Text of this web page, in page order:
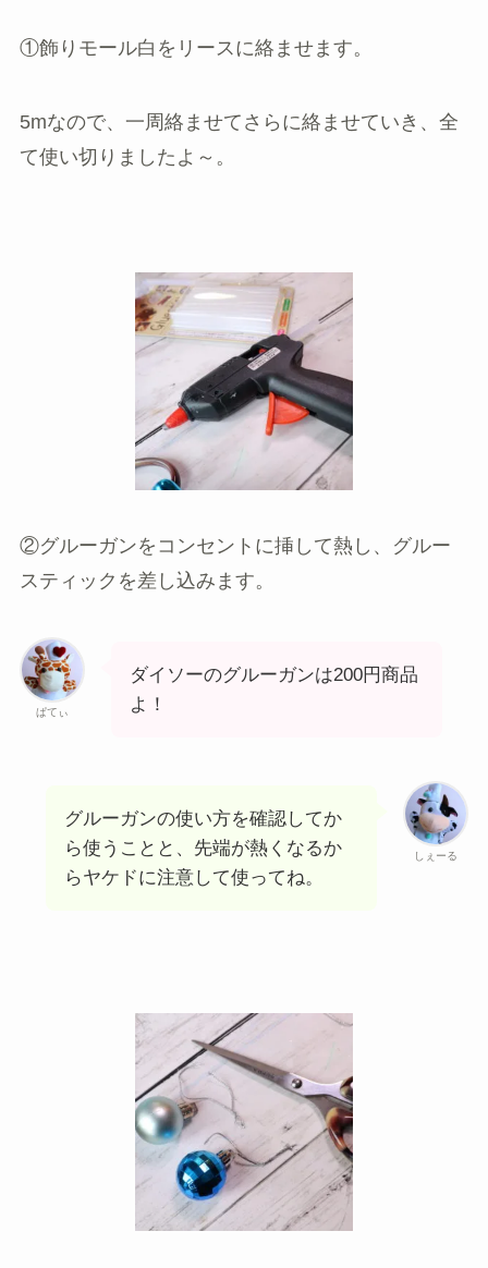
①飾りモール白をリースに絡ませます。
5mなので、一周絡ませてさらに絡ませていき、全
て使い切りましたよ～。
②グルーガンをコンセントに挿して熱し、グルー
スティックを差し込みます。
ぱてぃ
ダイソーのグルーガンは200円商品
よ！
しぇーる
グルーガンの使い方を確認してか
ら使うことと、先端が熱くなるか
らヤケドに注意して使ってね。